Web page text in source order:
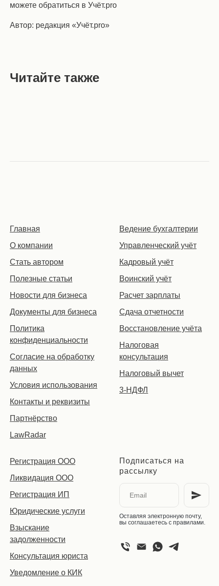
можете обратиться в Учёт.pro
Автор: редакция «Учёт.pro»
Читайте также
Главная
О компании
Стать автором
Полезные статьи
Новости для бизнеса
Документы для бизнеса
Политика
конфиденциальности
Согласие на обработку
данных
Условия использования
Контакты и реквизиты
Партнёрство
LawRadar
Ведение бухгалтерии
Управленческий учёт
Кадровый учёт
Воинский учёт
Расчет зарплаты
Сдача отчетности
Восстановление учёта
Налоговая
консультация
Налоговый вычет
3-НДФЛ
Регистрация ООО
Ликвидация ООО
Регистрация ИП
Юридические услуги
Взыскание
задолженности
Консультация юриста
Уведомление о КИК
Подписаться на
рассылку
Оставляя электронную почту,
вы соглашаетесь с правилами.